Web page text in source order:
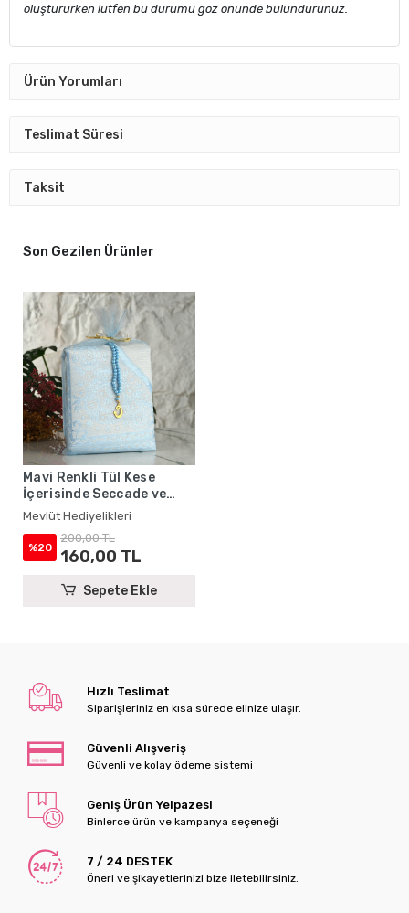
oluştururken lütfen bu durumu göz önünde bulundurunuz.
Ürün Yorumları
Teslimat Süresi
Taksit
Son Gezilen Ürünler
Mavi Renkli Tül Kese
İçerisinde Seccade ve
Tesbih
Mevlüt Hediyelikleri
%20
200,00 TL
160,00 TL
Sepete Ekle
Hızlı Teslimat
Siparişleriniz en kısa sürede elinize ulaşır.
Güvenli Alışveriş
Güvenli ve kolay ödeme sistemi
Geniş Ürün Yelpazesi
Binlerce ürün ve kampanya seçeneği
7 / 24 DESTEK
Öneri ve şikayetlerinizi bize iletebilirsiniz.